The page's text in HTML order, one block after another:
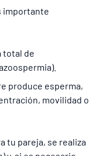
importante
total de
produce esperma,
movilidad o
tu pareja, se realiza